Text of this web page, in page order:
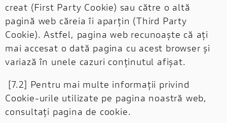
creat (First Party Cookie) sau către o altă
pagină web căreia îi aparțin (Third Party
Cookie). Astfel, pagina web recunoaște că ați
mai accesat o dată pagina cu acest browser și
variază în unele cazuri conținutul afișat.
[7.2] Pentru mai multe informații privind
Cookie-urile utilizate pe pagina noastră web,
consultați pagina de cookie.